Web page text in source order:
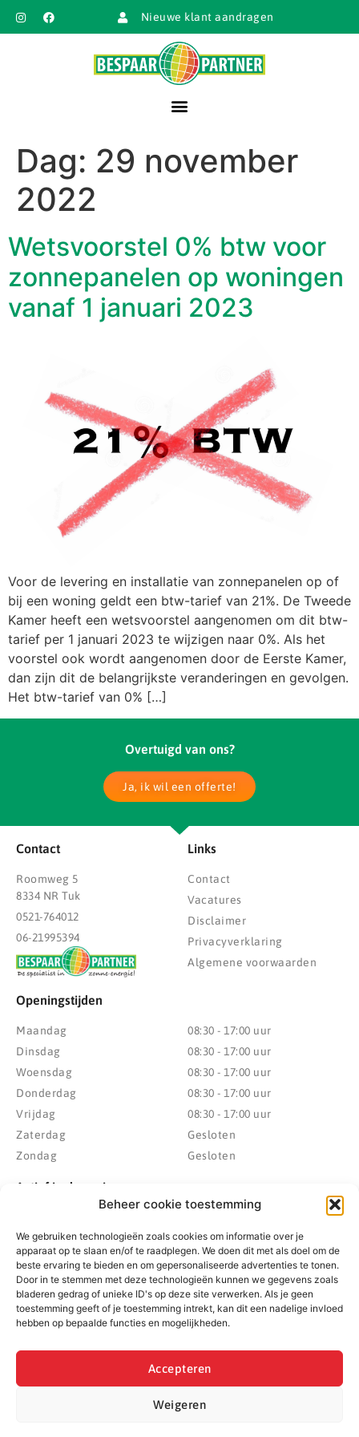
Beheer cookie toestemming
We gebruiken technologieën zoals cookies om informatie over je
apparaat op te slaan en/of te raadplegen. We doen dit met als doel om de
beste ervaring te bieden en om gepersonaliseerde advertenties te tonen.
Door in te stemmen met deze technologieën kunnen we gegevens zoals
bladeren gedrag of unieke ID's op deze site verwerken. Als je geen
toestemming geeft of je toestemming intrekt, kan dit een nadelige invloed
hebben op bepaalde functies en mogelijkheden.
Accepteren
Weigeren
Nieuwe klant aandragen
Dag: 29 november
2022
Wetsvoorstel 0% btw voor
zonnepanelen op woningen
vanaf 1 januari 2023
Voor de levering en installatie van zonnepanelen op of
bij een woning geldt een btw-tarief van 21%. De Tweede
Kamer heeft een wetsvoorstel aangenomen om dit btw-
tarief per 1 januari 2023 te wijzigen naar 0%. Als het
voorstel ook wordt aangenomen door de Eerste Kamer,
dan zijn dit de belangrijkste veranderingen en gevolgen.
Het btw-tarief van 0% […]
Overtuigd van ons?
Ja, ik wil een offerte!
Contact
Roomweg 5
8334 NR Tuk
0521-764012
06-21995394
Links
Contact
Vacatures
Disclaimer
Privacyverklaring
Algemene voorwaarden
Openingstijden
Maandag
Dinsdag
Woensdag
Donderdag
Vrijdag
Zaterdag
Zondag
08:30 - 17:00 uur
08:30 - 17:00 uur
08:30 - 17:00 uur
08:30 - 17:00 uur
08:30 - 17:00 uur
Gesloten
Gesloten
Actief in de regio
Gemeente Hoogeveen
Gemeente Meppel
Gemeente Midden-Drenthe
Gemeente Noordenveld
Gemeente Noordoostpolder
Gemeente Weststellingwerf
Gemeente De Wolden
Zwolle
Heerenveen
Kampen
Emmeloord